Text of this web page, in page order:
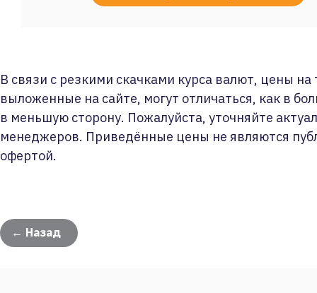
В связи с резкими скачками курса валют, цены на
выложенные на сайте, могут отличаться, как в
в меньшую сторону. Пожалуйста, уточняйте
менеджеров. Приведённые цены не являются
офертой.
← Назад